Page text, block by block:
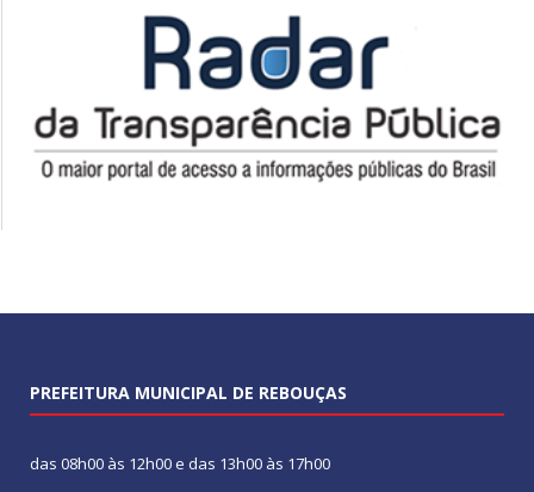
PREFEITURA MUNICIPAL DE REBOUÇAS
das 08h00 às 12h00 e das 13h00 às 17h00